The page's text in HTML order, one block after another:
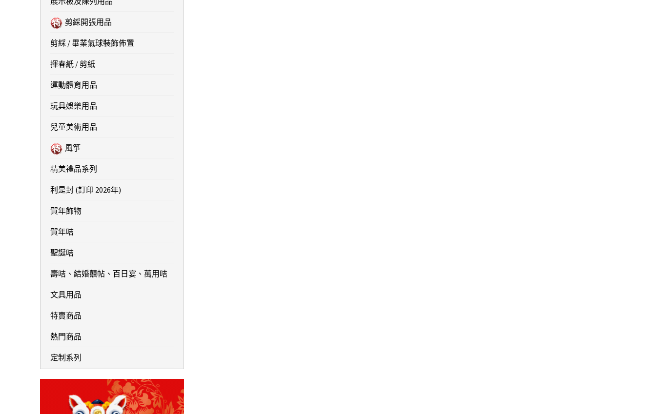
剪綵開張用品
剪綵 / 畢業氣球裝飾佈置
揮春紙 / 剪紙
運動體育用品
玩具娛樂用品
兒童美術用品
風箏
精美禮品系列
利是封 (訂印 2026年)
賀年飾物
賀年咭
聖誕咭
壽咭、結婚囍帖、百日宴、萬用咭
文具用品
特賣商品
熱門商品
定制系列